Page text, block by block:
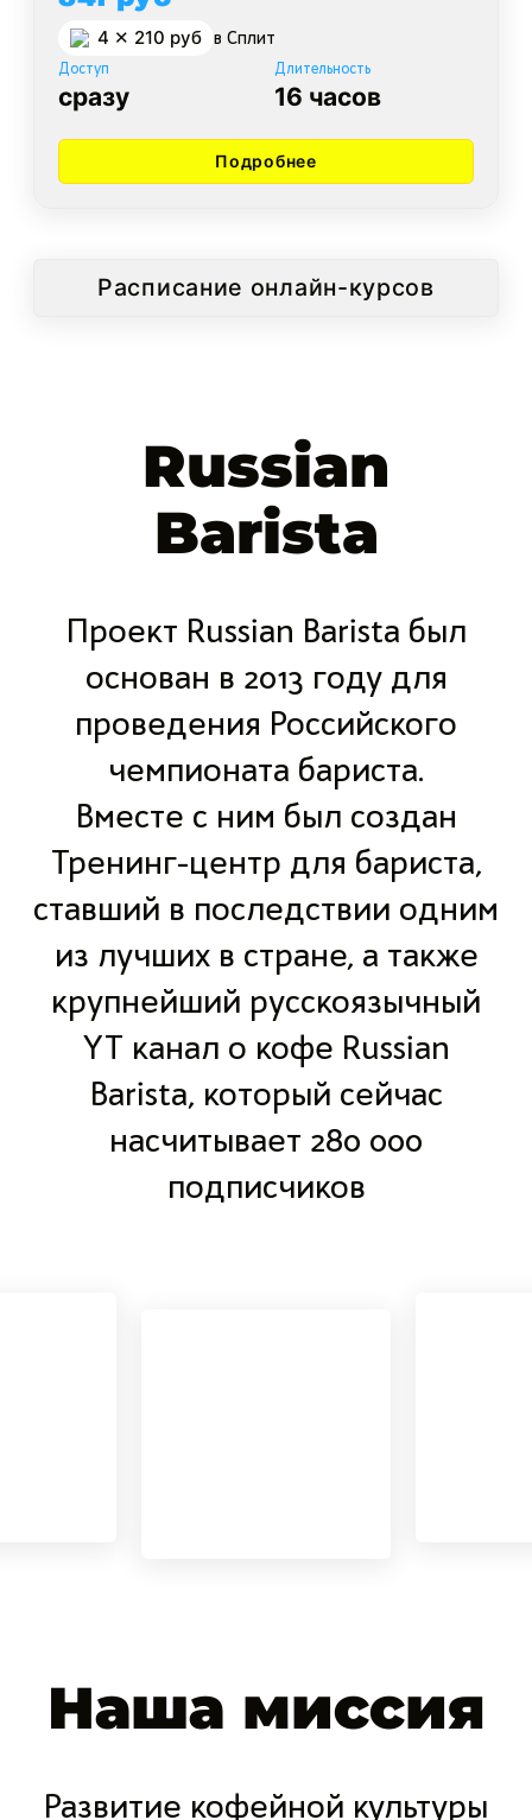
4 ✕ 210 руб в Cплит
Доступ
сразу
Длительность
16 часов
Подробнее
Расписание онлайн-курсов
Russian
Barista
Проект Russian Barista был
основан в 2013 году для
проведения Российского
чемпионата бариста.
Вместе с ним был создан
Тренинг-центр для бариста,
ставший в последствии одним
из лучших в стране, а также
крупнейший русскоязычный
YT канал о кофе Russian
Barista, который сейчас
насчитывает 280 000
подписчиков
Наша миссия
Развитие кофейной культуры